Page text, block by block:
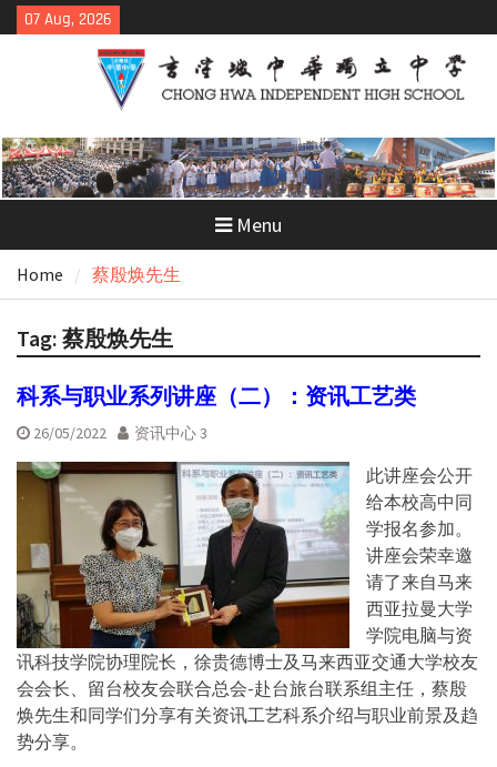
Skip
to
07 Aug, 2026
Menu
Home 蔡殷焕先生
Tag: 蔡殷焕先生
科系与职业系列讲座（二）：资讯工艺类
26/05/2022 资讯中心 3
此讲座会公开
给本校高中同
学报名参加。
讲座会荣幸邀
请了来自马来
西亚拉曼大学
学院电脑与资
讯科技学院协理院长，徐贵德博士及马来西亚交通大学校友
会会长、留台校友会联合总会-赴台旅台联系组主任，蔡殷
焕先生和同学们分享有关资讯工艺科系介绍与职业前景及趋
势分享。